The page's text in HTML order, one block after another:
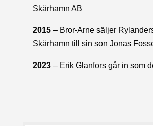
Skärhamn AB
2015– Bror-Arne säljer
Skärhamn till sin son Jonas
2023– Erik Glanfors går in som